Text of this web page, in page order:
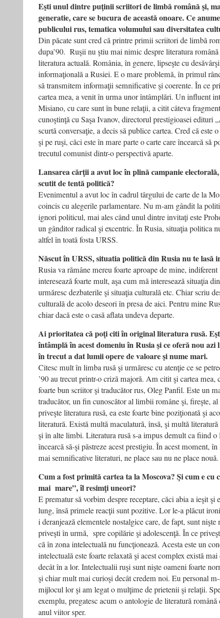
Eşti unul dintre puţinii scriitori de limbă română şi,
generatie, care se bucura de această onoare. Ce
publicului rus, tematica volumului sau diversitatea
Din păcate sunt cred că printre primii scriitori de limbă
dupa’90. Ruşii nu ştiu mai nimic despre literatura
literatura actuală. România, în genere, lipseşte cu
informaţională a Rusiei. E o mare problemă, în primul
să transmitem informaţii semnificative şi coerente. În ce
cartea mea, a venit în urma unor întâmplări. Un influent
Misiano, cu care sunt în bune relaţii, a citit câteva
cunoştinţă cu Saşa Ivanov, directorul prestigioasei edituri
scurtă conversaţie, a decis să publice cartea. Cred că este
şi pe ruşi, căci este în mare parte o carte care încearcă să
trecutul comunist dintr-o perspectivă aparte.
Lansarea cărţii a avut loc în plină campanie
scutit de tentă politică?
Evenimentul a avut loc în cadrul târgului de carte de la
coincis cu alegerile parlamentare. Nu m-am gândit la
ignori politicul, mai ales când unul dintre invitaţi este
un gânditor radical şi excentric. În Rusia, situaţia politica
altfel în toată fosta URSS.
Născut în URSS, situatia politică din Rusia nu te lasă
Rusia va rămâne mereu foarte aproape de mine,
interesează foarte mult, aşa cum mă interesează situaţia
urmăresc dezbaterile şi situaţia culturală etc. Chiar scriu
culturală de acolo deseori în presa de aici. Pentru mine
chiar dacă este o casă aflata undeva departe.
Ai prioritatea că poţi citi în original literatura rusă.
întâmplă în acest domeniu în Rusia şi ce oferă nou
în trecut a dat lumii opere de valoare şi nume mari.
Citesc mult în limba rusă şi urmăresc cu atenţie ce se
’90 au trecut printr-o criză majoră. Am citit şi cartea mea,
foarte bun scriitor şi traducător rus, Oleg Panfil. Este un
traducător, un fin cunoscător al limbii române şi, fireşte,
priveşte literatura rusă, ea este foarte bine poziţionată şi
literatură. Există multă maculatură, însă, şi multă literatură
şi în alte limbi. Literatura rusă s-a impus demult ca fiind o
încearcă să-şi păstreze acest prestigiu. În acest moment,
mai semnificative literaturi, ne place sau nu ne place nouă.
Cum a fost primită cartea ta la Moscova? Şi cum e
mai mare”, îl resimţi uneori?
E prematur să vorbim despre receptare, căci abia a ieşit şi
lung, însă primele reacţii sunt pozitive. Lor le-a plăcut
i deranjează elementele nostalgice care, de fapt, sunt
priveşti în urmă, spre copilărie şi adolescenţă. În ce
că în zona intelectuală nu funcţionează. Acesta este un
intelectuală este foarte relaxată şi acest complex există
decât în a lor. Intelectualii ruşi sunt nişte oameni foarte
şi chiar mult mai curioşi decât credem noi. Eu personal
mijlocul lor şi am legat o mulţime de prietenii şi relaţii.
exemplu, pregatesc acum o antologie de literatură română
anul viitor sper.